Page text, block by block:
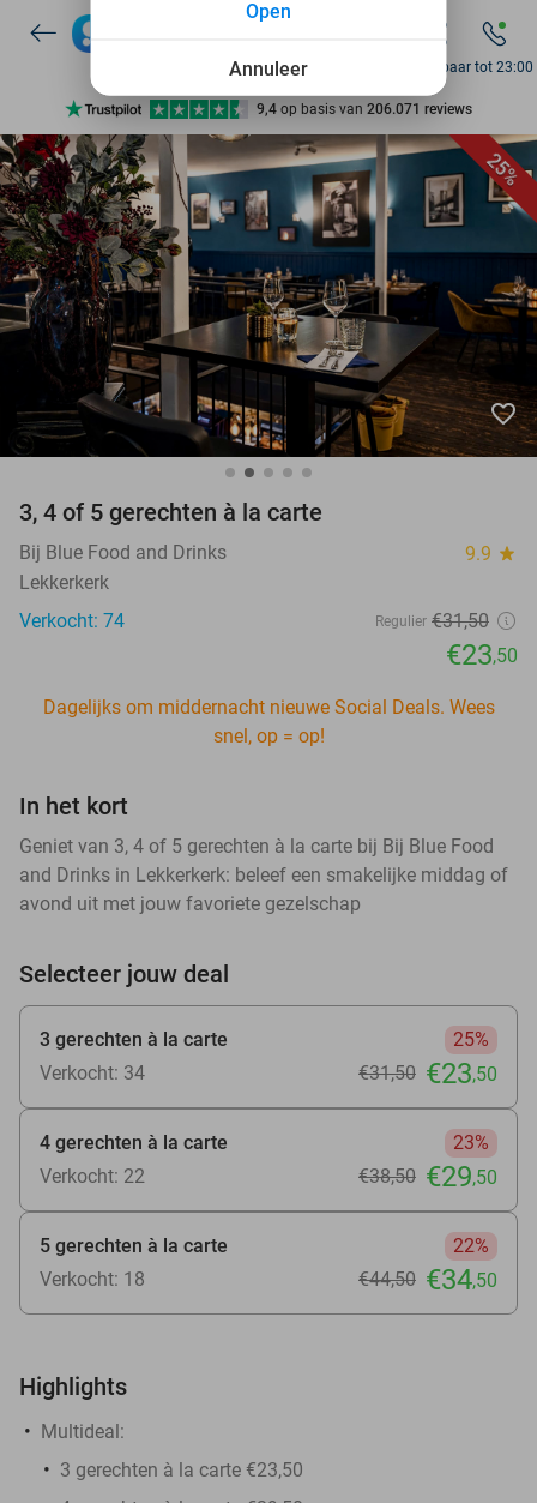
7 dagen per week beschikbaar
10+ miljoen leden
9,4 op basis van 206.071 reviews
Ontdek 15.000+ deals
7 dagen per week beschikbaar
10+ miljoen leden
Bereikbaar tot 23:00
25%
favorite_border
3, 4 of 5 gerechten à la carte
Bij Blue Food and Drinks 9.9 star
Lekkerkerk
Verkocht: 74
Regulier €31,50
€23,50
Dagelijks om middernacht nieuwe Social Deals. Wees
snel, op = op!
In het kort
Geniet van 3, 4 of 5 gerechten à la carte bij Bij Blue Food
and Drinks in Lekkerkerk: beleef een smakelijke middag of
avond uit met jouw favoriete gezelschap
Selecteer jouw deal
3 gerechten à la carte
25%
Verkocht: 34
€31,50 €23,50
4 gerechten à la carte
23%
Verkocht: 22
€38,50 €29,50
5 gerechten à la carte
22%
Verkocht: 18
€44,50 €34,50
Highlights
Multideal:
3 gerechten à la carte €23,50
Annuleer
Open